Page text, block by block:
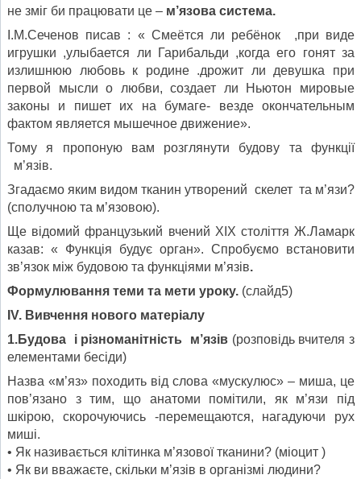
не зміг би працювати це – м’язова система.
І.М.Сеченов писав : « Смеётся ли ребёнок ,при виде
игрушки ,улыбается ли Гарибальди ,когда его гонят за
излишнюю любовь к родине .дрожит ли девушка при
первой мысли о любви, создает ли Ньютон мировые
законы и пишет их на бумаге- везде окончательным
фактом является мышечное движение».
Тому я пропоную вам розглянути будову та функції
м’язів.
Згадаємо яким видом тканин утворений скелет та м’язи?
(сполучною та м’язовою).
Ще відомий французький вчений XІX століття Ж.Ламарк
казав: « Функція будує орган». Спробуємо встановити
зв’язок між будовою та функціями м’язів.
Формулювання теми та мети уроку. (слайд5)
V. Вивчення нового матеріалу
1.Будова і різноманітність м’язів (розповідь вчителя з
елементами бесіди)
Назва «м’яз» походить від слова «мускулюс» – миша, це
пов’язано з тим, що анатоми помітили, як м’язи під
шкірою, скорочуючись -перемещаются, нагадуючи рух
миші.
• Як називається клітинка м’язової тканини? (міоцит )
• Як ви вважаєте, скільки м’язів в організмі людини?